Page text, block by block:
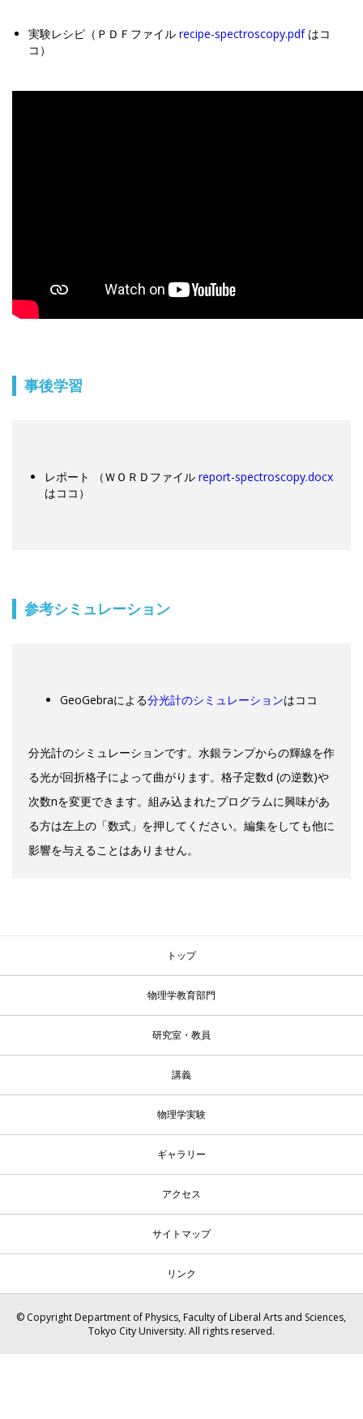
実験レシピ（ＰＤＦファイル recipe-spectroscopy.pdfはコ
コ）
事後学習
レポート （ＷＯＲＤファイル report-spectroscopy.docx
はココ）
参考シミュレーション
GeoGebraによる分光計のシミュレーションはココ
分光計のシミュレーションです。水銀ランプからの輝線を作
る光が回折格子によって曲がります。格子定数d (の逆数)や
次数nを変更できます。組み込まれたプログラムに興味があ
る方は左上の「数式」を押してください。編集をしても他に
影響を与えることはありません。
トップ
物理学教育部門
研究室・教員
講義
物理学実験
ギャラリー
アクセス
サイトマップ
リンク
© Copyright Department of Physics, Faculty of Liberal Arts and Sciences,
Tokyo City University. All rights reserved.